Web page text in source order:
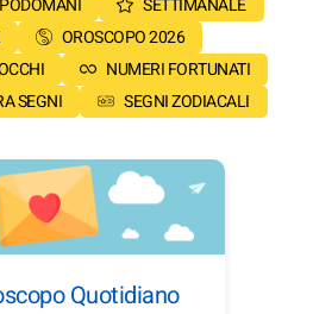
OROSCOPO 2026
NUMERI FORTUNATI
SEGNI
SEGNI ZODIACALI
Quotidiano